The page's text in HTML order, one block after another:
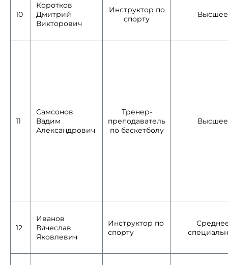
10
Коротков
Дмитрий
Викторович
Инструктор по
спорту
Высшее
11
Самсонов
Вадим
Александрович
Тренер-
преподаватель
по баскетболу
Высшее
12
Иванов
Вячеслав
Яковлевич
Инструктор по
спорту